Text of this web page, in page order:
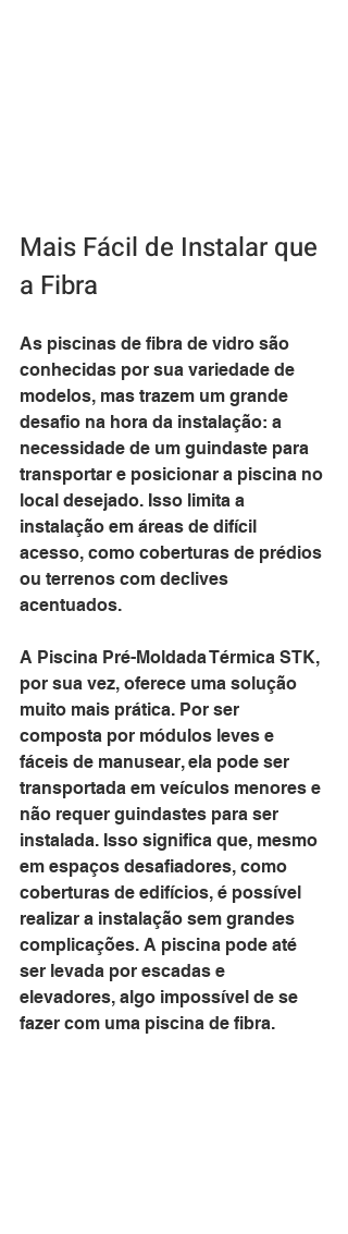
Mais Fácil de Instalar que
a Fibra
As piscinas de fibra de vidro são
conhecidas por sua variedade de
modelos, mas trazem um grande
desafio na hora da instalação: a
necessidade de um guindaste para
transportar e posicionar a piscina no
local desejado. Isso limita a
instalação em áreas de difícil
acesso, como coberturas de prédios
ou terrenos com declives
acentuados.
A Piscina Pré-Moldada Térmica STK,
por sua vez, oferece uma solução
muito mais prática. Por ser
composta por módulos leves e
fáceis de manusear, ela pode ser
transportada em veículos menores e
não requer guindastes para ser
instalada. Isso significa que, mesmo
em espaços desafiadores, como
coberturas de edifícios, é possível
realizar a instalação sem grandes
complicações. A piscina pode até
ser levada por escadas e
elevadores, algo impossível de se
fazer com uma piscina de fibra.